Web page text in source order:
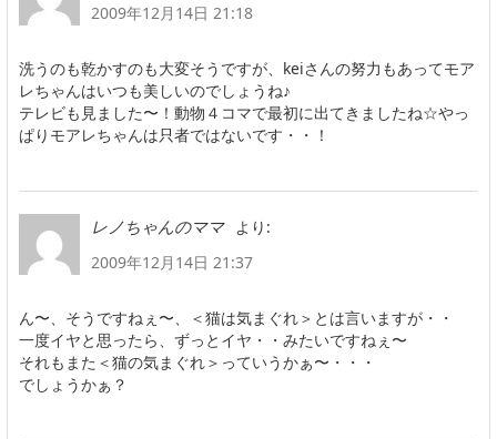
2009年12月14日 21:18
洗うのも乾かすのも大変そうですが、keiさんの努力もあってモア
レちゃんはいつも美しいのでしょうね♪
テレビも見ました〜！動物４コマで最初に出てきましたね☆やっ
ぱりモアレちゃんは只者ではないです・・！
レノちゃんのママ
より:
2009年12月14日 21:37
ん〜、そうですねぇ〜、＜猫は気まぐれ＞とは言いますが・・
一度イヤと思ったら、ずっとイヤ・・みたいですねぇ〜
それもまた＜猫の気まぐれ＞っていうかぁ〜・・・
でしょうかぁ？